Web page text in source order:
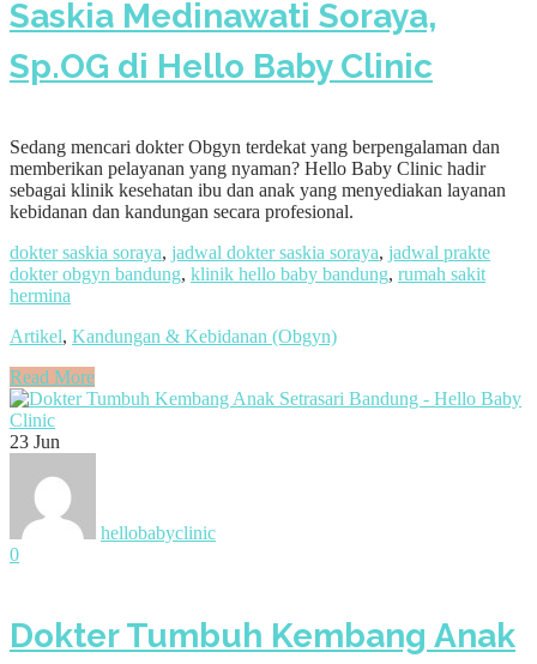
Saskia Medinawati Soraya,
Sp.OG di Hello Baby Clinic
Sedang mencari dokter Obgyn terdekat yang berpengalaman dan
memberikan pelayanan yang nyaman? Hello Baby Clinic hadir
sebagai klinik kesehatan ibu dan anak yang menyediakan layanan
kebidanan dan kandungan secara profesional.
dokter saskia soraya, jadwal dokter saskia soraya, jadwal prakte
dokter obgyn bandung, klinik hello baby bandung, rumah sakit
hermina
Artikel, Kandungan & Kebidanan (Obgyn)
Read More
23 Jun
hellobabyclinic
0
Dokter Tumbuh Kembang Anak